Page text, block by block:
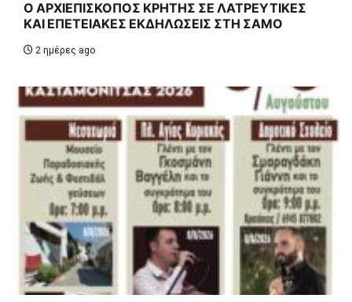
Ο ΑΡΧΙΕΠΙΣΚΟΠΟΣ ΚΡΗΤΗΣ ΣΕ ΛΑΤΡΕΥΤΙΚΕΣ
ΚΑΙ ΕΠΕΤΕΙΑΚΕΣ ΕΚΔΗΛΩΣΕΙΣ ΣΤΗ ΣΑΜΟ
2 ημέρες ago